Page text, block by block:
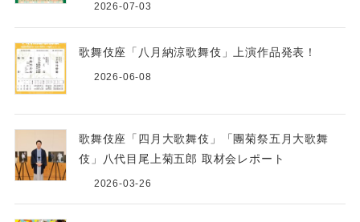
2026-07-03
歌舞伎座「八月納涼歌舞伎」上演作品発表！
2026-06-08
歌舞伎座「四月大歌舞伎」「團菊祭五月大歌舞
伎」八代目尾上菊五郎 取材会レポート
2026-03-26